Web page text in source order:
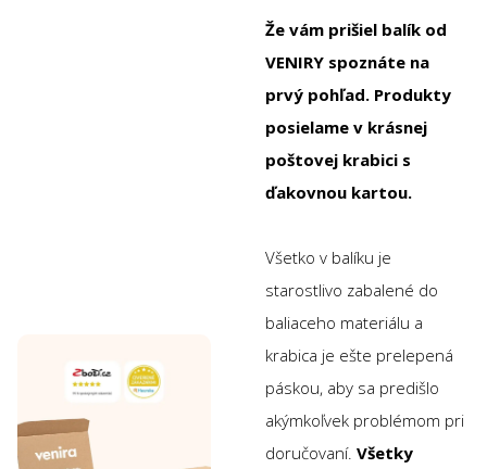
Že vám prišiel balík od
VENIRY spoznáte na
prvý pohľad. Produkty
posielame v krásnej
poštovej krabici s
ďakovnou kartou.
Všetko v balíku je
starostlivo zabalené do
baliaceho materiálu a
krabica je ešte prelepená
páskou, aby sa predišlo
akýmkoľvek problémom pri
doručovaní. Všetky